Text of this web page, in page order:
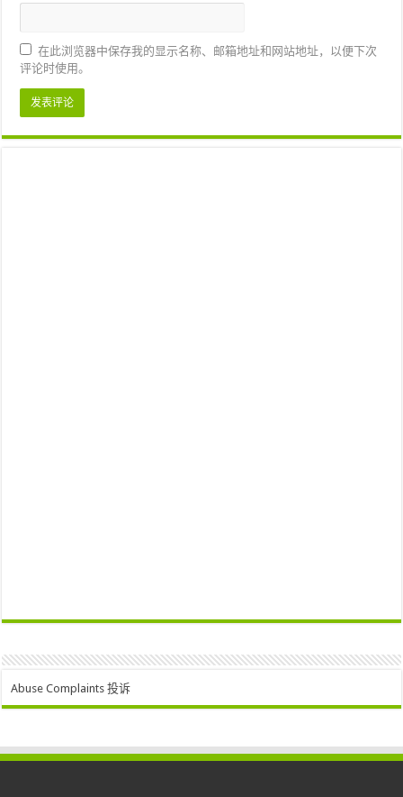
在此浏览器中保存我的显示名称、邮箱地址和网站地址，以便下次
评论时使用。
Abuse Complaints 投诉